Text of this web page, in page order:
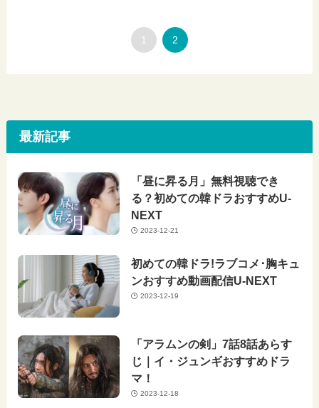
1 2
最新記事
「昼に昇る月」無料視聴でき
る？初めての韓ドラおすすめU-
NEXT
2023-12-21
初めての韓ドラ!ラブコメ･胸キュ
ンおすすめ動画配信U-NEXT
2023-12-19
「アラムンの剣」7話8話あらす
じ｜イ・ジュンギおすすめドラ
マ！
2023-12-18